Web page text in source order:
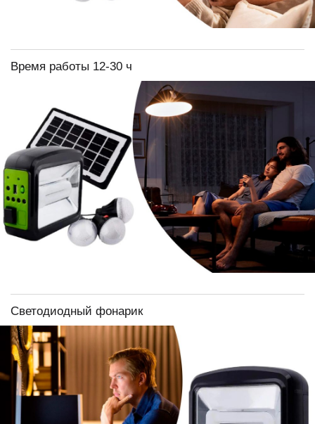
Время работы 12-30 ч
Светодиодный фонарик